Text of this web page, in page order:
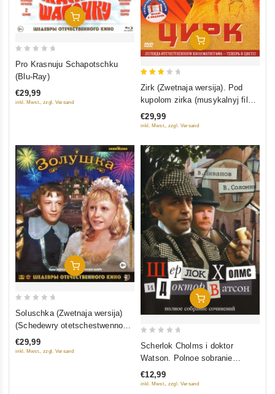
In Den Warenkorb
5
Pro Krasnuju Schapotschku
(Blu-Ray)
€29,99
inkl. Mwst., zzgl. Versand
In Den Warenkorb
Zirk (Zwetnaja wersija). Pod
kupolom zirka (musykalnyj film)
(2 DVD)
€29,99
inkl. Mwst., zzgl. Versand
In Den Warenkorb
5
Soluschka (Zwetnaja wersija)
(Schedewry otetschestwennogo
kino) (Blu-ray)
€29,99
inkl. Mwst., zzgl. Versand
In Den Warenkorb
5
Scherlok Cholms i doktor
Watson. Polnoe sobranie
sotschinenij (8 filmow)
€12,99
inkl. Mwst., zzgl. Versand